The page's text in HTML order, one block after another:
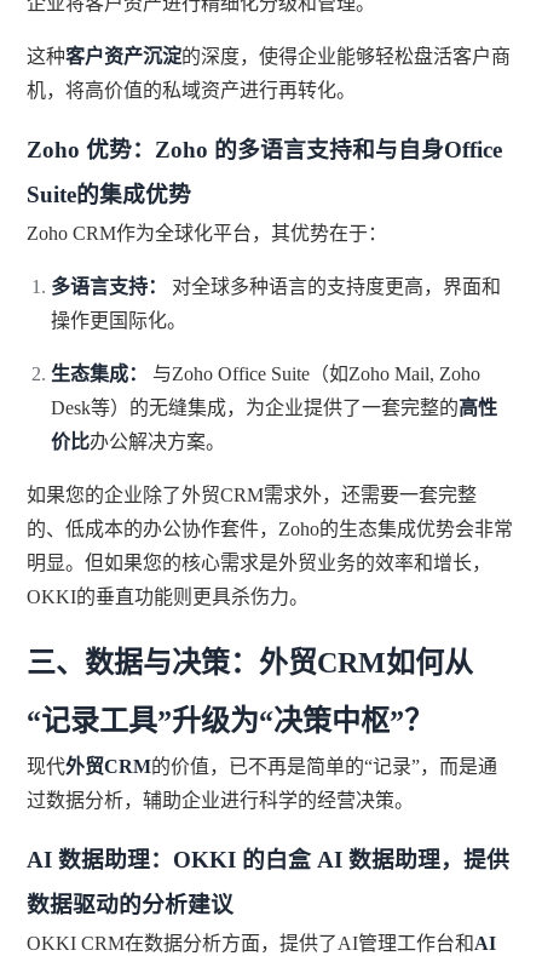
这种客户资产沉淀的深度，使得企业能够轻松盘活客户商
机，将高价值的私域资产进行再转化。
Zoho 优势：Zoho 的多语言支持和与自身Office
Suite的集成优势
Zoho CRM作为全球化平台，其优势在于：
多语言支持：
对全球多种语言的支持度更高，界面和
操作更国际化。
生态集成：
与Zoho Office Suite（如Zoho Mail, Zoho
Desk等）的无缝集成，为企业提供了一套完整的高性
价比办公解决方案。
如果您的企业除了外贸CRM需求外，还需要一套完整
的、低成本的办公协作套件，Zoho的生态集成优势会非常
明显。但如果您的核心需求是外贸业务的效率和增长，
OKKI的垂直功能则更具杀伤力。
三、数据与决策：外贸CRM如何从
“记录工具”升级为“决策中枢”？
现代外贸CRM的价值，已不再是简单的“记录”，而是通
过数据分析，辅助企业进行科学的经营决策。
AI 数据助理：OKKI 的白盒 AI 数据助理，提供
数据驱动的分析建议
OKKI CRM在数据分析方面，提供了AI管理工作台和AI